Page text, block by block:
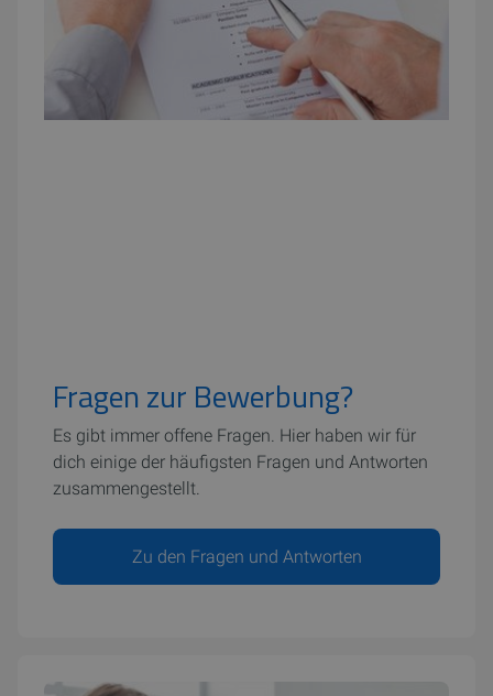
Fragen zur Bewerbung?
Es gibt immer offene Fragen. Hier haben wir für
dich einige der häufigsten Fragen und Antworten
zusammengestellt.
Zu den Fragen und Antworten